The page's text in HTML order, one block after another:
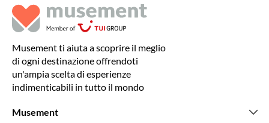
Musement ti aiuta a scoprire il meglio
di ogni destinazione offrendoti
un'ampia scelta di esperienze
indimenticabili in tutto il mondo
Musement